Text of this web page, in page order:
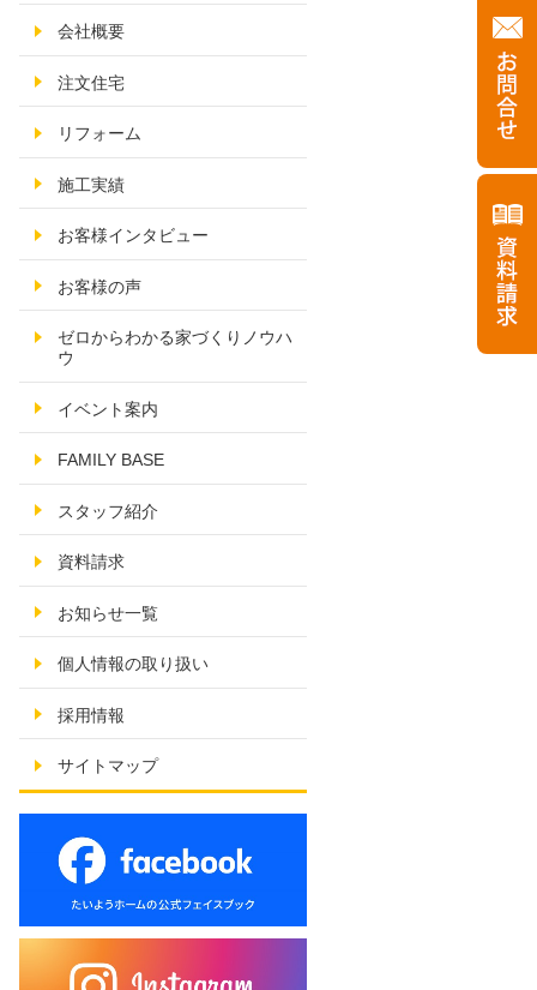
会社概要
注文住宅
リフォーム
施工実績
お客様インタビュー
お客様の声
ゼロからわかる家づくりノウハ
ウ
イベント案内
FAMILY BASE
スタッフ紹介
資料請求
お知らせ一覧
個人情報の取り扱い
採用情報
サイトマップ